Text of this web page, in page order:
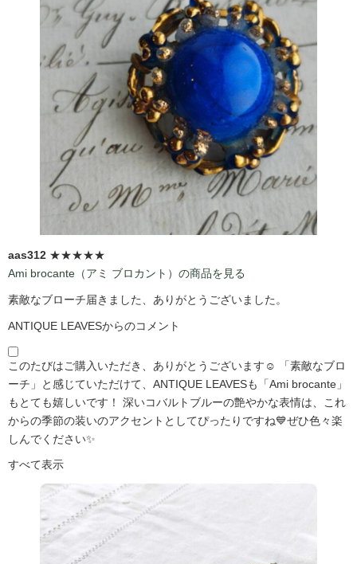
aas312 ★★★★★
Ami brocante（アミ ブロカント）の商品を見る
素敵なブローチ届きました、ありがとうございました。
ANTIQUE LEAVESからのコメント
このたびはご購入いただき、ありがとうございます☺️ 「素敵なブロ
ーチ」と感じていただけて、ANTIQUE LEAVESも「Ami brocante」
もとても嬉しいです！ 深いコバルトブルーの艶やかな表情は、これ
からの季節の装いのアクセントとしてぴったりですね💙ぜひ色々楽
しんでください✨
すべて表示